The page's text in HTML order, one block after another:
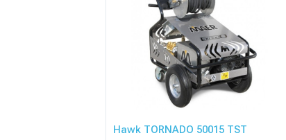
Hawk TORNADO 50015 TST